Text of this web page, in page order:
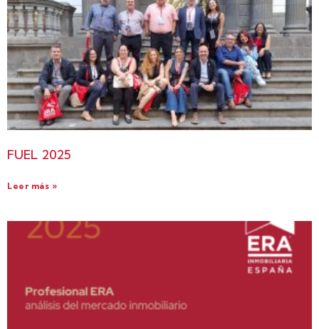
FUEL 2025
Leer más »